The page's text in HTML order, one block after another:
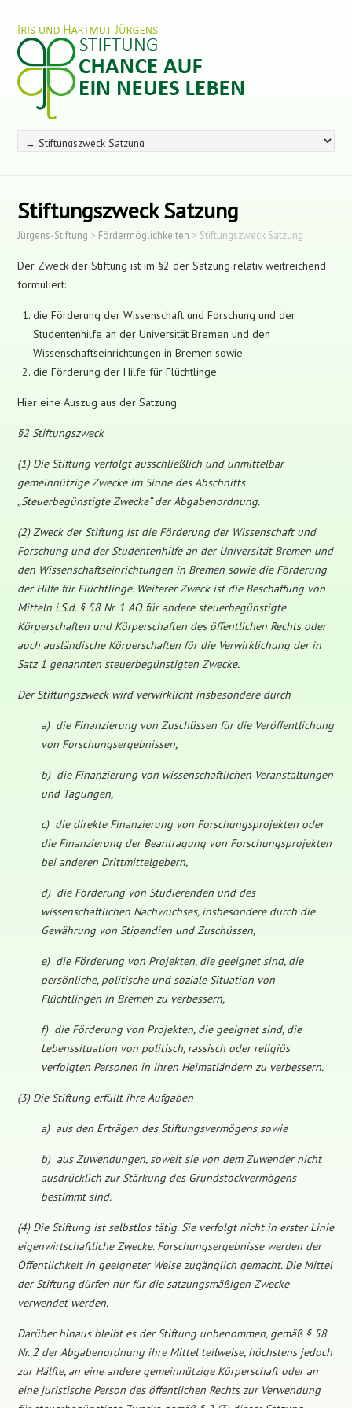
Stiftungszweck Satzung
Jürgens-Stiftung > Fördermöglichkeiten > Stiftungszweck Satzung
Der Zweck der Stiftung ist im §2 der Satzung relativ weitreichend
formuliert:
die Förderung der Wissenschaft und Forschung und der
Studentenhilfe an der Universität Bremen und den
Wissenschaftseinrichtungen in Bremen sowie
die Förderung der Hilfe für Flüchtlinge.
Hier eine Auszug aus der Satzung:
§2 Stiftungszweck
(1) Die Stiftung verfolgt ausschließlich und unmittelbar
gemeinnützige Zwecke im Sinne des Abschnitts
„Steuerbegünstigte Zwecke“ der Abgabenordnung.
(2) Zweck der Stiftung ist die Förderung der Wissenschaft und
Forschung und der Studentenhilfe an der Universität Bremen und
den Wissenschaftseinrichtungen in Bremen sowie die Förderung
der Hilfe für Flüchtlinge. Weiterer Zweck ist die Beschaffung von
Mitteln i.S.d. § 58 Nr. 1 AO für andere steuerbegünstigte
Körperschaften und Körperschaften des öffentlichen Rechts oder
auch ausländische Körperschaften für die Verwirklichung der in
Satz 1 genannten steuerbegünstigten Zwecke.
Der Stiftungszweck wird verwirklicht insbesondere durch
a) die Finanzierung von Zuschüssen für die Veröffentlichung
von Forschungsergebnissen,
b) die Finanzierung von wissenschaftlichen Veranstaltungen
und Tagungen,
c) die direkte Finanzierung von Forschungsprojekten oder
die Finanzierung der Beantragung von Forschungsprojekten
bei anderen Drittmittelgebern,
d) die Förderung von Studierenden und des
wissenschaftlichen Nachwuchses, insbesondere durch die
Gewährung von Stipendien und Zuschüssen,
e) die Förderung von Projekten, die geeignet sind, die
persönliche, politische und soziale Situation von
Flüchtlingen in Bremen zu verbessern,
f) die Förderung von Projekten, die geeignet sind, die
Lebenssituation von politisch, rassisch oder religiös
verfolgten Personen in ihren Heimatländern zu verbessern.
(3) Die Stiftung erfüllt ihre Aufgaben
a) aus den Erträgen des Stiftungsvermögens sowie
b) aus Zuwendungen, soweit sie von dem Zuwender nicht
ausdrücklich zur Stärkung des Grundstockvermögens
bestimmt sind.
(4) Die Stiftung ist selbstlos tätig. Sie verfolgt nicht in erster Linie
eigenwirtschaftliche Zwecke. Forschungsergebnisse werden der
Öffentlichkeit in geeigneter Weise zugänglich gemacht. Die Mittel
der Stiftung dürfen nur für die satzungsmäßigen Zwecke
verwendet werden.
Darüber hinaus bleibt es der Stiftung unbenommen, gemäß § 58
Nr. 2 der Abgabenordnung ihre Mittel teilweise, höchstens jedoch
zur Hälfte, an eine andere gemeinnützige Körperschaft oder an
eine juristische Person des öffentlichen Rechts zur Verwendung